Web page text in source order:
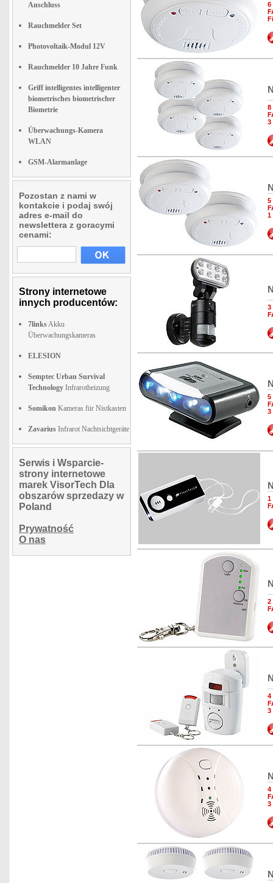
Anschluss
Rauchmelder Set
Photovoltaik-Modul 12V
Rauchmelder 10 Jahre Funk
Griff intelligentes intelligenter
biometrisches biometrischer
Biometrie
Überwachungs-Kamera
WLAN
GSM-Alarmanlage
Pozostan z nami w
kontakcie i podaj swój
adres e-mail do
newslettera z goracymi
cenami:
Strony internetowe
innych producentów:
7linksAkku
Überwachungskameras
ELESION
Semptec Urban Survival
Technology Infrarotheizung
Somikon Kameras für Nistkasten
Zavarius Infrarot Nachtsichtgeräte
Serwis i Wsparcie-
strony internetowe
marek VisorTech Dla
obszarów sprzedazy w
Poland
Prywatność
O nas
6
8
3
5
1
3
5
3
1
2
4
3
4
3